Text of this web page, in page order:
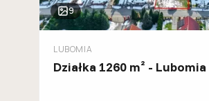
9
LUBOMIA
Działka 1260 m² - Lubomia